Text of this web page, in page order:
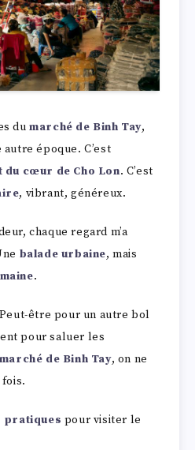
dumarché de Binh Tay,
époque. C’est
du cœur de Cho Lon. C’est
, vibrant, généreux.
chaque regard m’a
balade urbaine, mais
.
être pour un autre bol
pour saluer les
marché de Binh Tay, on ne
fois.
pratiques pour visiter le